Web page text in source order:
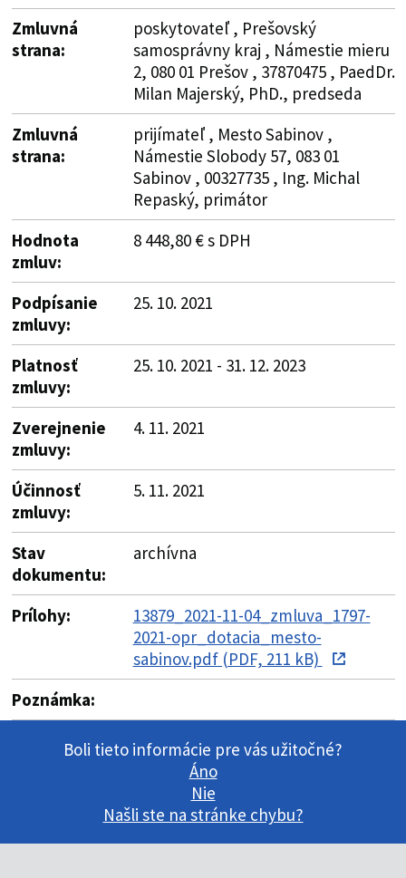
Zmluvná
strana:
poskytovateľ , Prešovský
samosprávny kraj , Námestie mieru
2, 080 01 Prešov , 37870475 , PaedDr.
Milan Majerský, PhD., predseda
Zmluvná
strana:
prijímateľ , Mesto Sabinov ,
Námestie Slobody 57, 083 01
Sabinov , 00327735 , Ing. Michal
Repaský, primátor
Hodnota
zmluv:
8 448,80 € s DPH
Podpísanie
zmluvy:
25. 10. 2021
Platnosť
zmluvy:
25. 10. 2021 - 31. 12. 2023
Zverejnenie
zmluvy:
4. 11. 2021
Účinnosť
zmluvy:
5. 11. 2021
Stav
dokumentu:
archívna
Prílohy:
13879_2021-11-04_zmluva_1797-
2021-opr_dotacia_mesto-
sabinov.pdf (PDF, 211 kB)
Poznámka:
Boli tieto informácie pre vás užitočné?
Áno
Nie
Našli ste na stránke chybu?